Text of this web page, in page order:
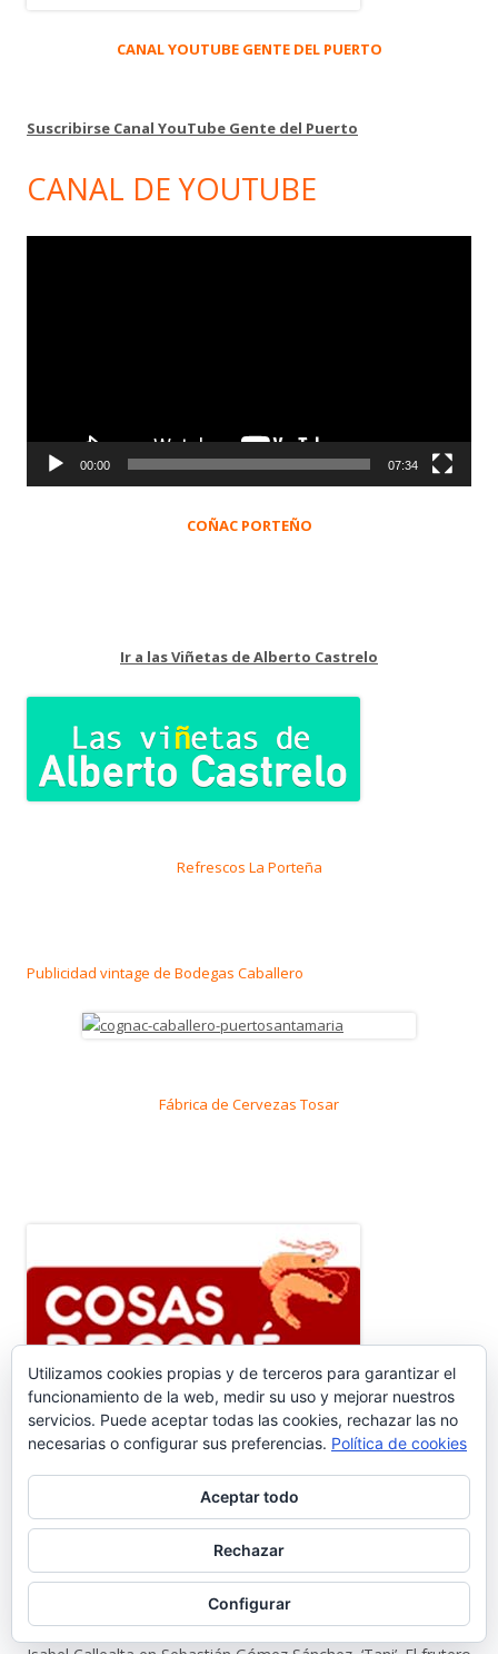
CANAL YOUTUBE GENTE DEL PUERTO
Suscribirse Canal YouTube Gente del Puerto
CANAL DE YOUTUBE
00:00 07:34
COÑAC PORTEÑO
Ir a las Viñetas de Alberto Castrelo
Refrescos La Porteña
Publicidad vintage de Bodegas Caballero
Fábrica de Cervezas Tosar
Ir a Cosasdecomé
COMENTARIOS RECIENTES
Pedro Gallardo GarcesenSebastián Gómez Sánchez, ‘Tani’. El
frutero que ayudó a sacar adelante a once hermanos #6.656
Utilizamos cookies propias y de terceros para garantizar el
funcionamiento de la web, medir su uso y mejorar nuestros
servicios. Puede aceptar todas las cookies, rechazar las no
necesarias o configurar sus preferencias. Política de cookies
Aceptar todo
Rechazar
Configurar